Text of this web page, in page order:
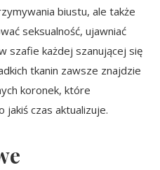
biustu, ale także
seksualność, ujawniać
szafie każdej szanującej się
tkanin zawsze znajdzie
koronek, które
jakiś czas aktualizuje.